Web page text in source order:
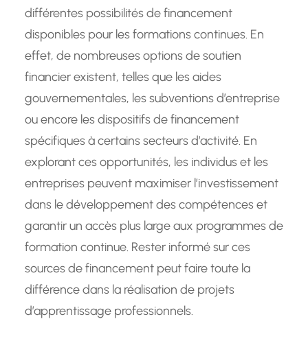
différentes possibilités de financement
disponibles pour les formations continues. En
effet, de nombreuses options de soutien
financier existent, telles que les aides
gouvernementales, les subventions d’entreprise
ou encore les dispositifs de financement
spécifiques à certains secteurs d’activité. En
explorant ces opportunités, les individus et les
entreprises peuvent maximiser l’investissement
dans le développement des compétences et
garantir un accès plus large aux programmes de
formation continue. Rester informé sur ces
sources de financement peut faire toute la
différence dans la réalisation de projets
d’apprentissage professionnels.